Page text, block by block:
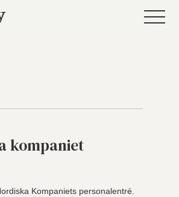
kompaniet
Kompaniets personalentré.